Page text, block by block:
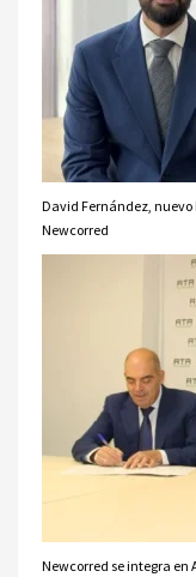
David Fernández, nuevo
Newcorred
Newcorred se integra en